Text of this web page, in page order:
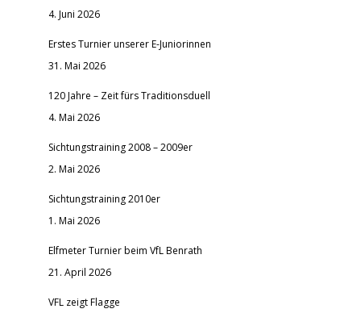
4. Juni 2026
Erstes Turnier unserer E-Juniorinnen
31. Mai 2026
120 Jahre – Zeit fürs Traditionsduell
4. Mai 2026
Sichtungstraining 2008 – 2009er
2. Mai 2026
Sichtungstraining 2010er
1. Mai 2026
Elfmeter Turnier beim VfL Benrath
21. April 2026
VFL zeigt Flagge